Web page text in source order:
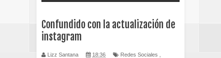
Confundido con la actualización de
instagram
Lizz Santana 18:36 Redes Sociales